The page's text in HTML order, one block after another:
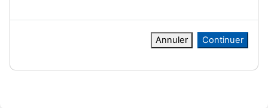
Annuler Continuer